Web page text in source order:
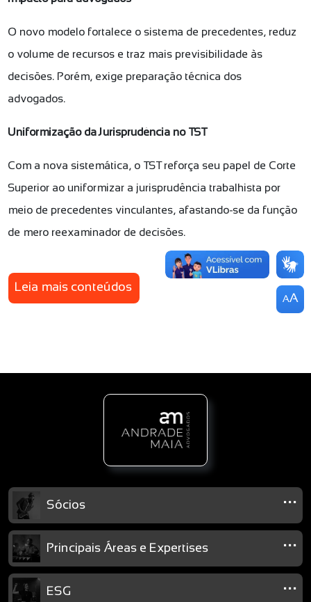
AA
O novo modelo fortalece o sistema de precedentes, reduz
o volume de recursos e traz mais previsibilidade às
decisões. Porém, exige preparação técnica dos
advogados.
Uniformização da Jurisprudência no TST
Com a nova sistemática, o TST reforça seu papel de Corte
Superior ao uniformizar a jurisprudência trabalhista por
meio de precedentes vinculantes, afastando-se da função
de mero reexaminador de decisões.
Leia mais conteúdos
Sócios ...
Principais Áreas e Expertises ...
ESG ...